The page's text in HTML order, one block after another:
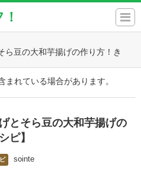
ら豆の大和芋揚げの作り方！き
れている場合があります。
とそら豆の大和芋揚げの
ピ】
sointe